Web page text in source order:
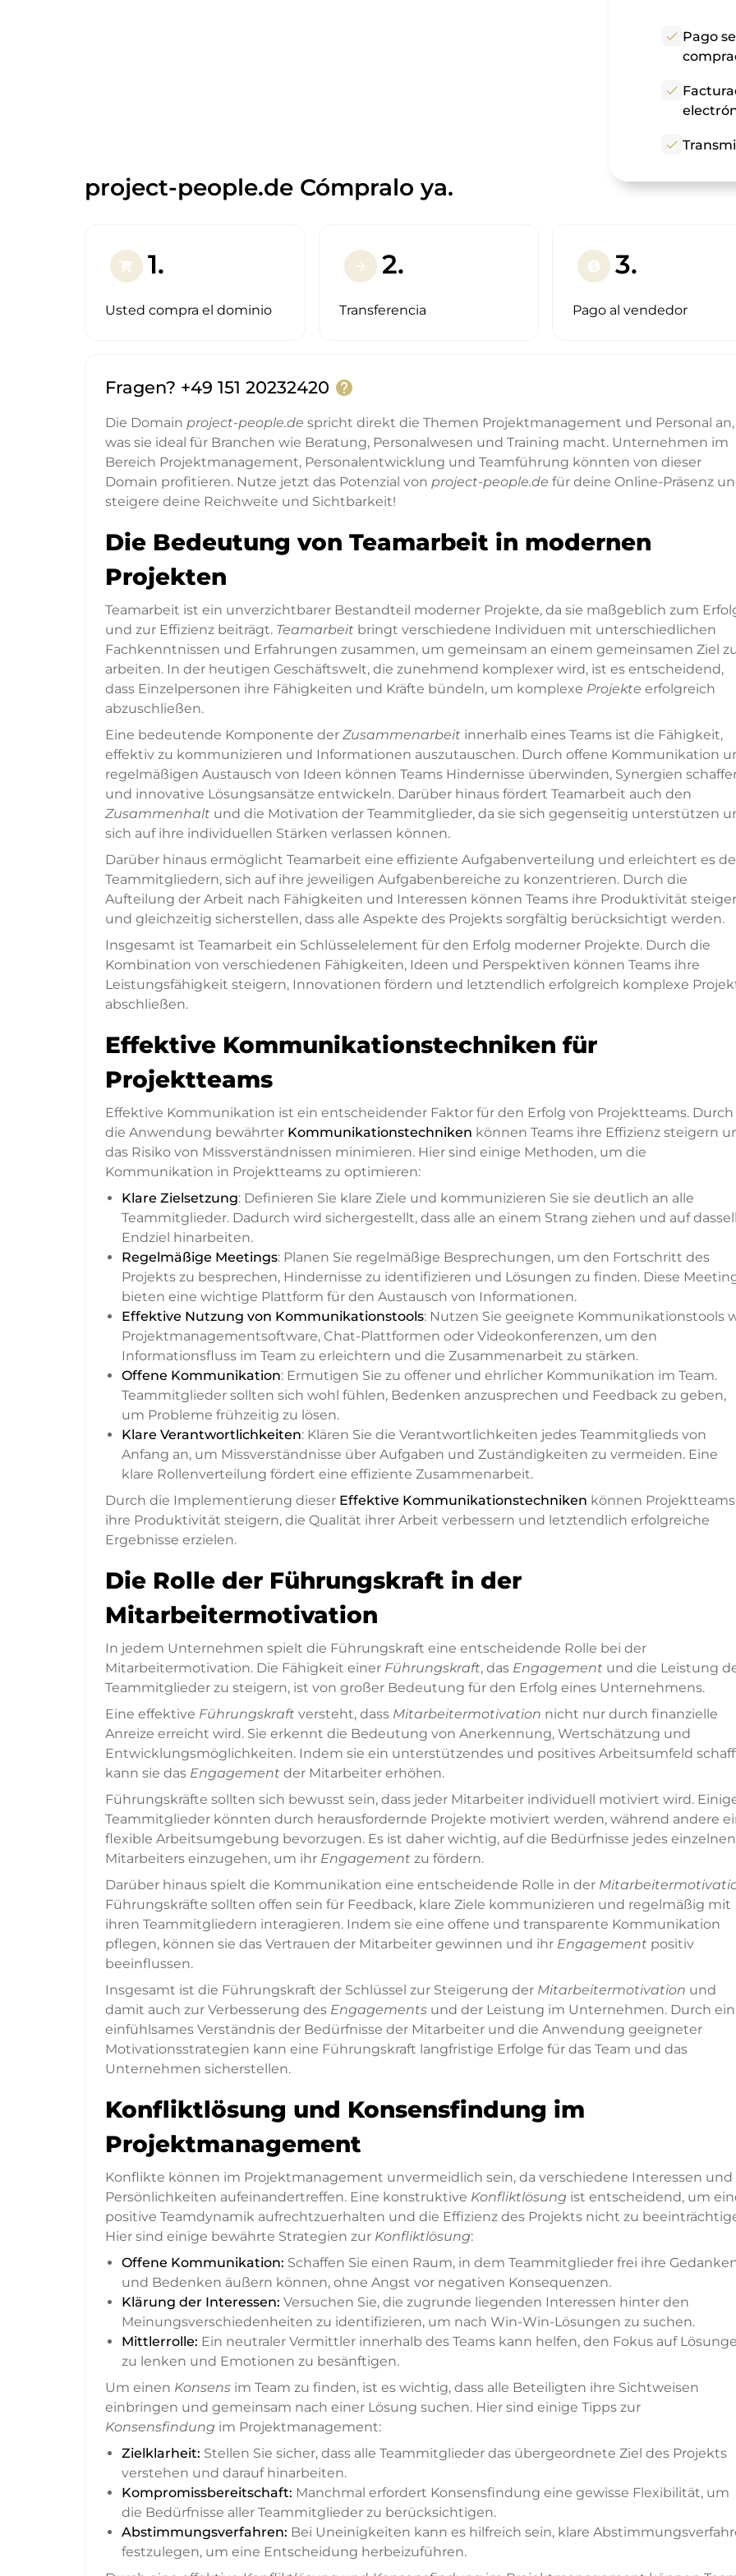
check Pago
check
check
project-people.de Cómpralo ya.
shopping_cart 1.
Usted compra el dominio
arrow_forward 2.
Transferencia
paid 3.
Pago al vendedor
Fragen? +49 151 20232420 help
Die Domain project-people.de spricht direkt die Themen Projektmanagement und Personal an,
was sie ideal für Branchen wie Beratung, Personalwesen und Training macht. Unternehmen im
Bereich Projektmanagement, Personalentwicklung und Teamführung könnten von dieser
Domain profitieren. Nutze jetzt das Potenzial von project-people.de für deine Online-Präsenz
steigere deine Reichweite und Sichtbarkeit!
Die Bedeutung von Teamarbeit in modernen
Projekten
Teamarbeit ist ein unverzichtbarer Bestandteil moderner Projekte, da sie maßgeblich zum
und zur Effizienz beiträgt. Teamarbeit bringt verschiedene Individuen mit unterschiedlichen
Fachkenntnissen und Erfahrungen zusammen, um gemeinsam an einem gemeinsamen Ziel
arbeiten. In der heutigen Geschäftswelt, die zunehmend komplexer wird, ist es entscheidend,
dass Einzelpersonen ihre Fähigkeiten und Kräfte bündeln, um komplexe Projekte erfolgreich
abzuschließen.
Eine bedeutende Komponente der Zusammenarbeit innerhalb eines Teams ist die Fähigkeit,
effektiv zu kommunizieren und Informationen auszutauschen. Durch offene Kommunikation
regelmäßigen Austausch von Ideen können Teams Hindernisse überwinden, Synergien
und innovative Lösungsansätze entwickeln. Darüber hinaus fördert Teamarbeit auch den
Zusammenhalt und die Motivation der Teammitglieder, da sie sich gegenseitig unterstützen
sich auf ihre individuellen Stärken verlassen können.
Darüber hinaus ermöglicht Teamarbeit eine effiziente Aufgabenverteilung und erleichtert es
Teammitgliedern, sich auf ihre jeweiligen Aufgabenbereiche zu konzentrieren. Durch die
Aufteilung der Arbeit nach Fähigkeiten und Interessen können Teams ihre Produktivität
und gleichzeitig sicherstellen, dass alle Aspekte des Projekts sorgfältig berücksichtigt werden.
Insgesamt ist Teamarbeit ein Schlüsselelement für den Erfolg moderner Projekte. Durch die
Kombination von verschiedenen Fähigkeiten, Ideen und Perspektiven können Teams ihre
Leistungsfähigkeit steigern, Innovationen fördern und letztendlich erfolgreich komplexe
abschließen.
Effektive Kommunikationstechniken für
Projektteams
Effektive Kommunikation ist ein entscheidender Faktor für den Erfolg von Projektteams. Durch
die Anwendung bewährter Kommunikationstechniken können Teams ihre Effizienz steigern
das Risiko von Missverständnissen minimieren. Hier sind einige Methoden, um die
Kommunikation in Projektteams zu optimieren:
Klare Zielsetzung: Definieren Sie klare Ziele und kommunizieren Sie sie deutlich an alle
Teammitglieder. Dadurch wird sichergestellt, dass alle an einem Strang ziehen und auf
Endziel hinarbeiten.
Regelmäßige Meetings: Planen Sie regelmäßige Besprechungen, um den Fortschritt des
Projekts zu besprechen, Hindernisse zu identifizieren und Lösungen zu finden. Diese
bieten eine wichtige Plattform für den Austausch von Informationen.
Effektive Nutzung von Kommunikationstools: Nutzen Sie geeignete Kommunikationstools
Projektmanagementsoftware, Chat-Plattformen oder Videokonferenzen, um den
Informationsfluss im Team zu erleichtern und die Zusammenarbeit zu stärken.
Offene Kommunikation: Ermutigen Sie zu offener und ehrlicher Kommunikation im Team.
Teammitglieder sollten sich wohl fühlen, Bedenken anzusprechen und Feedback zu geben,
um Probleme frühzeitig zu lösen.
Klare Verantwortlichkeiten: Klären Sie die Verantwortlichkeiten jedes Teammitglieds von
Anfang an, um Missverständnisse über Aufgaben und Zuständigkeiten zu vermeiden. Eine
klare Rollenverteilung fördert eine effiziente Zusammenarbeit.
Durch die Implementierung dieser Effektive Kommunikationstechniken können Projektteams
ihre Produktivität steigern, die Qualität ihrer Arbeit verbessern und letztendlich erfolgreiche
Ergebnisse erzielen.
Die Rolle der Führungskraft in der
Mitarbeitermotivation
In jedem Unternehmen spielt die Führungskraft eine entscheidende Rolle bei der
Mitarbeitermotivation. Die Fähigkeit einer Führungskraft, das Engagement und die Leistung
Teammitglieder zu steigern, ist von großer Bedeutung für den Erfolg eines Unternehmens.
Eine effektive Führungskraft versteht, dass Mitarbeitermotivation nicht nur durch finanzielle
Anreize erreicht wird. Sie erkennt die Bedeutung von Anerkennung, Wertschätzung und
Entwicklungsmöglichkeiten. Indem sie ein unterstützendes und positives Arbeitsumfeld
kann sie das Engagement der Mitarbeiter erhöhen.
Führungskräfte sollten sich bewusst sein, dass jeder Mitarbeiter individuell motiviert wird.
Teammitglieder könnten durch herausfordernde Projekte motiviert werden, während andere
flexible Arbeitsumgebung bevorzugen. Es ist daher wichtig, auf die Bedürfnisse jedes einzelnen
Mitarbeiters einzugehen, um ihr Engagement zu fördern.
Darüber hinaus spielt die Kommunikation eine entscheidende Rolle in der
Führungskräfte sollten offen sein für Feedback, klare Ziele kommunizieren und regelmäßig mit
ihren Teammitgliedern interagieren. Indem sie eine offene und transparente Kommunikation
pflegen, können sie das Vertrauen der Mitarbeiter gewinnen und ihr Engagement positiv
beeinflussen.
Insgesamt ist die Führungskraft der Schlüssel zur Steigerung der Mitarbeitermotivation und
damit auch zur Verbesserung des Engagements und der Leistung im Unternehmen. Durch ein
einfühlsames Verständnis der Bedürfnisse der Mitarbeiter und die Anwendung geeigneter
Motivationsstrategien kann eine Führungskraft langfristige Erfolge für das Team und das
Unternehmen sicherstellen.
Konfliktlösung und Konsensfindung im
Projektmanagement
Konflikte können im Projektmanagement unvermeidlich sein, da verschiedene Interessen und
Persönlichkeiten aufeinandertreffen. Eine konstruktive Konfliktlösung ist entscheidend, um
positive Teamdynamik aufrechtzuerhalten und die Effizienz des Projekts nicht zu
Hier sind einige bewährte Strategien zur Konfliktlösung:
Offene Kommunikation: Schaffen Sie einen Raum, in dem Teammitglieder frei ihre
und Bedenken äußern können, ohne Angst vor negativen Konsequenzen.
Klärung der Interessen: Versuchen Sie, die zugrunde liegenden Interessen hinter den
Meinungsverschiedenheiten zu identifizieren, um nach Win-Win-Lösungen zu suchen.
Mittlerrolle: Ein neutraler Vermittler innerhalb des Teams kann helfen, den Fokus auf
zu lenken und Emotionen zu besänftigen.
Um einen Konsens im Team zu finden, ist es wichtig, dass alle Beteiligten ihre Sichtweisen
einbringen und gemeinsam nach einer Lösung suchen. Hier sind einige Tipps zur
Konsensfindung im Projektmanagement:
Zielklarheit: Stellen Sie sicher, dass alle Teammitglieder das übergeordnete Ziel des Projekts
verstehen und darauf hinarbeiten.
Kompromissbereitschaft: Manchmal erfordert Konsensfindung eine gewisse Flexibilität, um
die Bedürfnisse aller Teammitglieder zu berücksichtigen.
Abstimmungsverfahren: Bei Uneinigkeiten kann es hilfreich sein, klare
festzulegen, um eine Entscheidung herbeizuführen.